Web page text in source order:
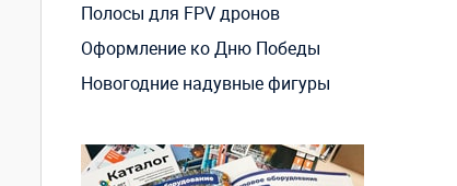
Полосы для FPV дронов
Оформление ко Дню Победы
Новогодние надувные фигуры